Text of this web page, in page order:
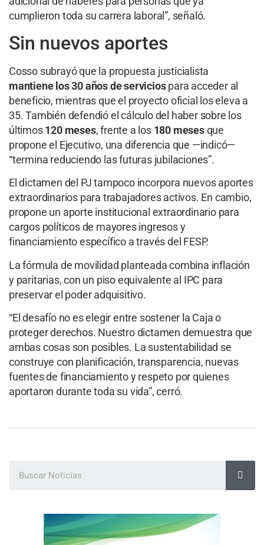
cumplieron toda su carrera laboral”, señaló.
Sin nuevos aportes
Cosso subrayó que la propuesta justicialista
mantiene los 30 años de serviciospara acceder al
beneficio, mientras que el proyecto oficial los eleva a
35. También defendió el cálculo del haber sobre los
últimos120 meses, frente a los 180 mesesque
propone el Ejecutivo, una diferencia que —indicó—
“termina reduciendo las futuras jubilaciones”.
El dictamen del PJ tampoco incorpora nuevos aportes
extraordinarios para trabajadores activos. En cambio,
propone un aporte institucional extraordinario para
cargos políticos de mayores ingresos y
financiamiento específico a través del FESP.
La fórmula de movilidad planteada combina inflación
y paritarias, con un piso equivalente al IPC para
preservar el poder adquisitivo.
“El desafío no es elegir entre sostener la Caja o
proteger derechos. Nuestro dictamen demuestra que
ambas cosas son posibles. La sustentabilidad se
construye con planificación, transparencia, nuevas
fuentes de financiamiento y respeto por quienes
aportaron durante toda su vida”, cerró.